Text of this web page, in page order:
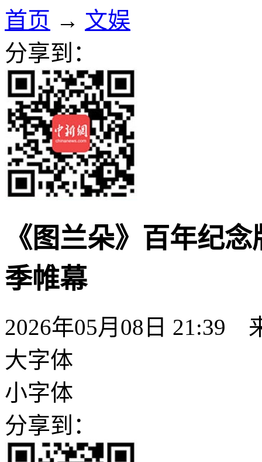
首页 → 文娱
分享到：
《图兰朵》百年纪
季帷幕
2026年05月08日 21:39
大字体
小字体
分享到：